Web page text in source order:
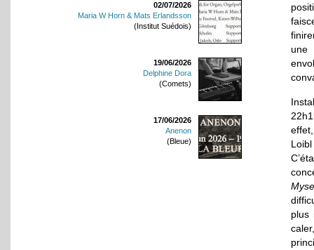
02/07/2026
Maria W Horn & Mats Erlandsson
(Institut Suédois)
19/06/2026
Delphine Dora
(Comets)
17/06/2026
Anenon
(Bleue)
une
plus